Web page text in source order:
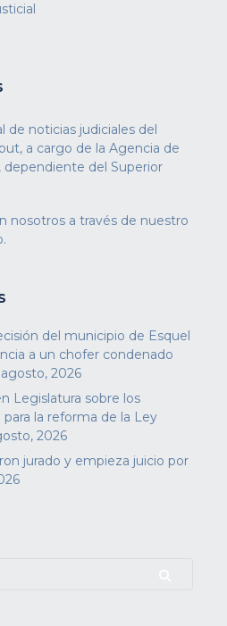
de noticias judiciales del
a cargo de la Agencia de
dependiente del Superior
nosotros a través de nuestro
.
del municipio de Esquel
a un chofer condenado
2026
Legislatura sobre los
la reforma de la Ley
2026
jurado y empieza juicio por